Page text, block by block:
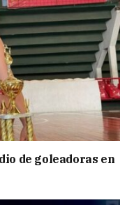
de goleadoras en